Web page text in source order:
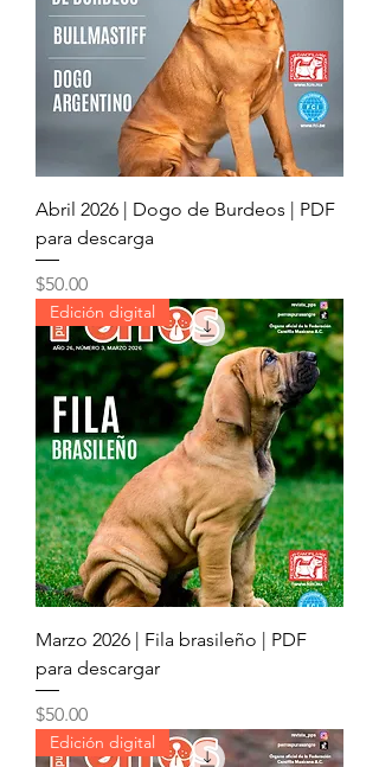
Abril 2026 | Dogo de Burdeos | PDF
para descarga
Precio
$50.00
Edición digital
Marzo 2026 | Fila brasileño | PDF
para descargar
Precio
$50.00
Edición digital